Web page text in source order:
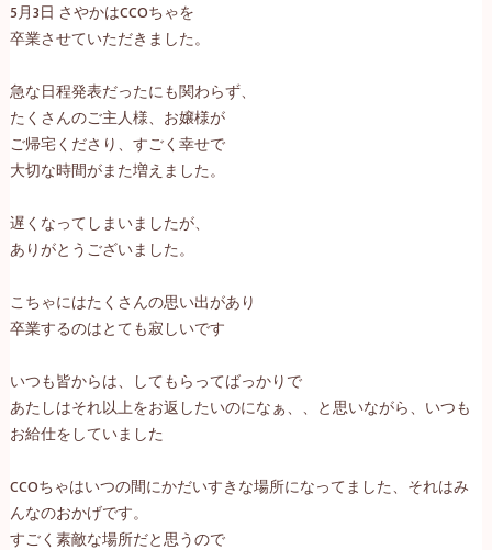
5月3日 さやかはCCOちゃを
卒業させていただきました。
急な日程発表だったにも関わらず、
たくさんのご主人様、お嬢様が
ご帰宅くださり、すごく幸せで
大切な時間がまた増えました。
遅くなってしまいましたが、
ありがとうございました。
こちゃにはたくさんの思い出があり
卒業するのはとても寂しいです
いつも皆からは、してもらってばっかりで
あたしはそれ以上をお返したいのになぁ、、と思いながら、いつも
お給仕をしていました
CCOちゃはいつの間にかだいすきな場所になってました、それはみ
んなのおかげです。
すごく素敵な場所だと思うので